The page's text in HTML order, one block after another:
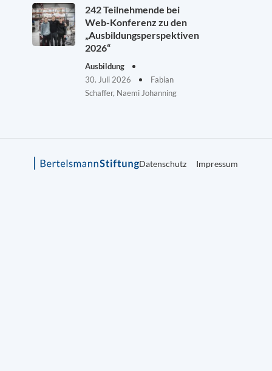
242 Teilnehmende bei
Web-Konferenz zu den
„Ausbildungsperspektiven
2026“
Ausbildung
30. Juli 2026
Fabian
Schaffer, Naemi Johanning
Datenschutz Impressum